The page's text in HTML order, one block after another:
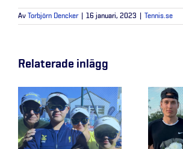
Av Torbjörn Dencker 16 januari, 2023 Tennis.se
Relaterade inlägg